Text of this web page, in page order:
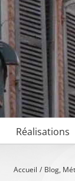
Réalisations
Accueil Blog